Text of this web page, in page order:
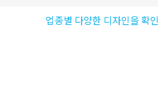
업종별 다양한 디자인을 확